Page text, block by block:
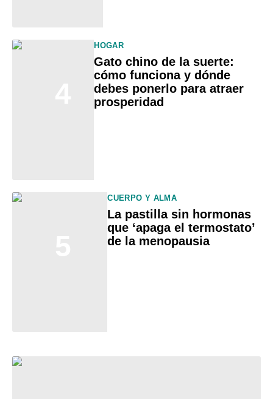
HOGAR
Gato chino de la suerte:
cómo funciona y dónde
debes ponerlo para atraer
prosperidad
CUERPO Y ALMA
La pastilla sin hormonas
que ‘apaga el termostato’
de la menopausia